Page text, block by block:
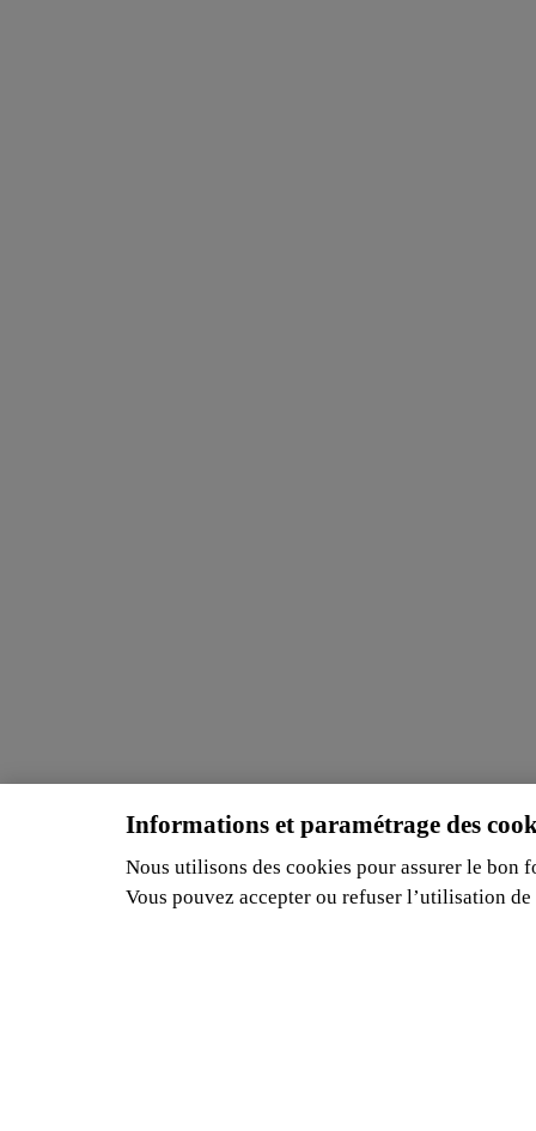
Informations et paramétrage des
Nous utilisons des cookies pour assurer le bon
Vous pouvez accepter ou refuser l’utilisation